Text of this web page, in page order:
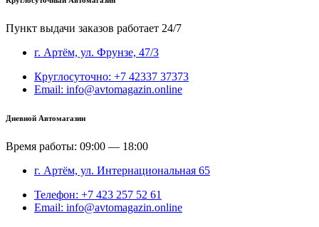
Пункт выдачи заказов работает 24/7
г. Артём, ул. Фрунзе, 47/3
Круглосуточно: +7 42337 37373
Email: info@avtomagazin.online
Дневной Автомагазин
Время работы: 09:00 — 18:00
г. Артём, ул. Интернациональная 65
Телефон: +7 423 257 52 61
Email: info@avtomagazin.online